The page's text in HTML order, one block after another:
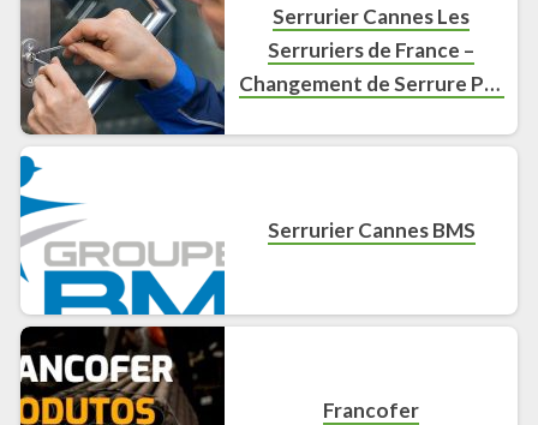
Serrurier Cannes Les
Serruriers de France –
Changement de Serrure Pas
Serrurier Cannes BMS
Francofer